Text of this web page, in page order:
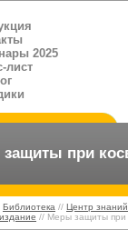
2025
лист
при
Библиотека // Центр знаний
// Меры защиты при